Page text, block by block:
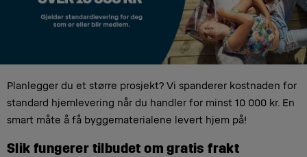
Planlegger du et større prosjekt? Vi spanderer kostnaden for
standard hjemlevering når du handler for minst 10 000 kr. En
smart måte å få byggematerialene levert hjem på!
Slik fungerer tilbudet om gratis frakt